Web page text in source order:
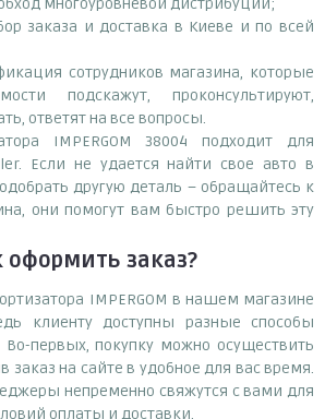
заказа и доставка в Киеве и по всей
сотрудников магазина, которые
подскажут, проконсультируют,
ответят на все вопросы.
IMPERGOM 38004 подходит для
Если не удается найти свое авто в
другую деталь – обращайтесь к
они помогут вам быстро решить эту
оформить заказ?
IMPERGOM в нашем магазине
клиенту доступны разные способы
Во-первых, покупку можно осуществить
заказ на сайте в удобное для вас время.
непременно свяжутся с вами для
оплаты и доставки.